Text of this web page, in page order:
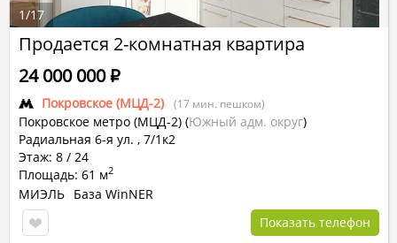
Продается 2-комнатная квартира
Покровское (МЦД-2) (17 мин. пешком)
Покровское метро (МЦД-2) (Южный адм. округ)
Радиальная 6-я ул. , 7/1к2
Этаж: 8 / 24
Площадь: 61 м2
24 000 000Р
МИЭЛЬ База WinNER
Показать телефон
1/17